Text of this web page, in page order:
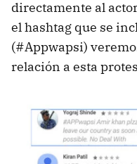
directamente al
el hashtag que se
(#Appwapsi)
relación a esta